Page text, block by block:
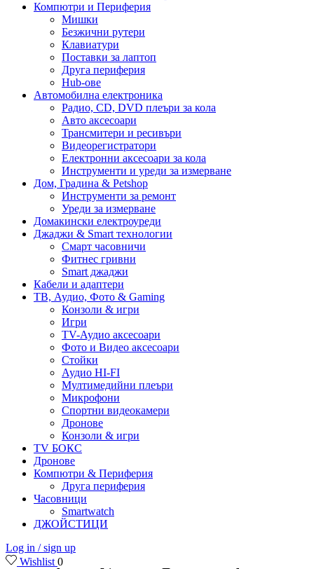
Компютри и Периферия
Мишки
Безжични рутери
Клавиатури
Поставки за лаптоп
Друга периферия
Hub-ове
Автомобилна електроника
Радио, CD, DVD плеъри за кола
Авто аксесоари
Трансмитери и ресивъри
Видеорегистратори
Електронни аксесоари за кола
Инструменти и уреди за измерване
Дом, Градина & Petshop
Инструменти за ремонт
Уреди за измерване
Домакински електроуреди
Джаджи & Smart технологии
Смарт часовничи
Фитнес гривни
Smart джаджи
Кабели и адаптери
ТВ, Аудио, Фото & Gaming
Конзоли & игри
Игри
TV-Аудио аксесоари
Фото и Видео аксесоари
Стойки
Аудио HI-FI
Мултимедийни плеъри
Микрофони
Спортни видеокамери
Дронове
Конзоли & игри
TV БОКС
Дронове
Компютри & Периферия
Друга периферия
Часовници
Smartwatch
ДЖОЙСТИЦИ
Log in / sign up
Wishlist 0